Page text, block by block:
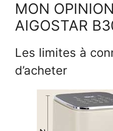
MON
AIGOSTAR
Les limites à
d’acheter